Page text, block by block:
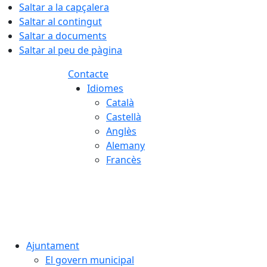
Saltar a la capçalera
Saltar al contingut
Saltar a documents
Saltar al peu de pàgina
Contacte
Idiomes
Català
Castellà
Anglès
Alemany
Francès
Ajuntament
El govern municipal